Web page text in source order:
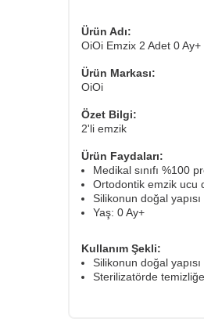
Ürün Adı:
OiOi Emzix 2 Adet 0
Ürün Markası:
OiOi
Özet Bilgi:
2'li emzik
Ürün Faydaları:
Medikal sınıfı %100
Ortodontik emzik ucu
Silikonun doğal
Yaş: 0 Ay+
Kullanım Şekli:
Silikonun doğal
Sterilizatörde